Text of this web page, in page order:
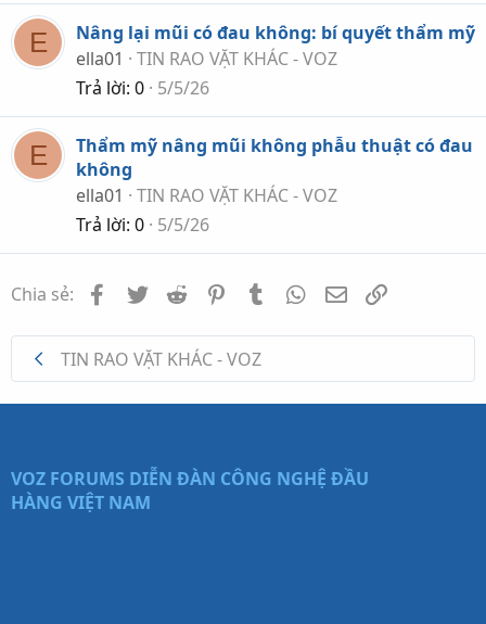
E
Nâng lại mũi có đau không: bí quyết thẩm mỹ
ella01
TIN RAO VẶT KHÁC - VOZ
Trả lời 0 5/5/26
E
Thẩm mỹ nâng mũi không phẫu thuật có đau
không
ella01
TIN RAO VẶT KHÁC - VOZ
Trả lời 0 5/5/26
Chia sẻ: Facebook
TwitterReddit PinterestTumblrWhatsApp
Email
TIN RAO VẶT KHÁC - VOZ
VOZ FORUMS DIỄN ĐÀN CÔNG NGHỆ ĐẦU
HÀNG VIỆT NAM